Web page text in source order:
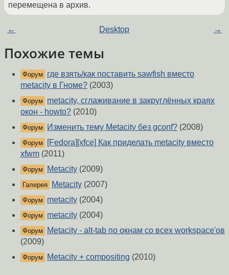
перемещена в архив.
← Desktop →
Похожие темы
Форум
где взять/как поставить sawfish вместо
metacity в Гноме? (2003)
Форум
metacity, сглаживание в закруглённых краях
окон - howto? (2010)
Форум Изменить тему Metacity без gconf? (2008)
Форум
[Fedora][xfce] Как приделать metacity вместо
xfwm (2011)
Форум Metacity (2009)
Галерея Metacity (2007)
Форум metacity (2004)
Форум metacity (2004)
Форум
Metacity - alt-tab по окнам со всех workspace'ов
(2009)
Форум Metacity + compositing (2010)